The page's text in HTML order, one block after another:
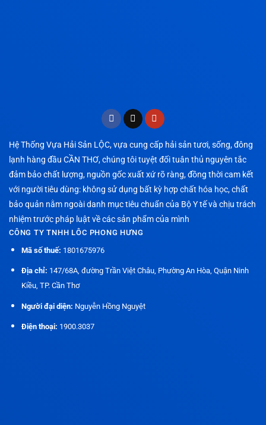
Hệ Thống Vựa Hải Sản LỘC, vựa cung cấp hải sản tươi, sống, đông
lạnh hàng đầu CẦN THƠ, chúng tôi tuyệt đối tuân thủ nguyên tắc
đảm bảo chất lượng, nguồn gốc xuất xứ rõ ràng, đồng thời cam kết
với người tiêu dùng: không sử dụng bất kỳ hợp chất hóa học, chất
bảo quản nằm ngoài danh mục tiêu chuẩn của Bộ Y tế và chịu trách
nhiệm trước pháp luật về các sản phẩm của mình
CÔNG TY TNHH LÔC PHONG HƯNG
Mã số thuế: 1801675976
Địa chỉ: 147/68A, đường Trần Việt Châu, Phường An Hòa, Quận Ninh
Kiều, TP. Cần Thơ
Người đại diện: Nguyễn Hồng Nguyệt
Điện thoại: 1900.3037